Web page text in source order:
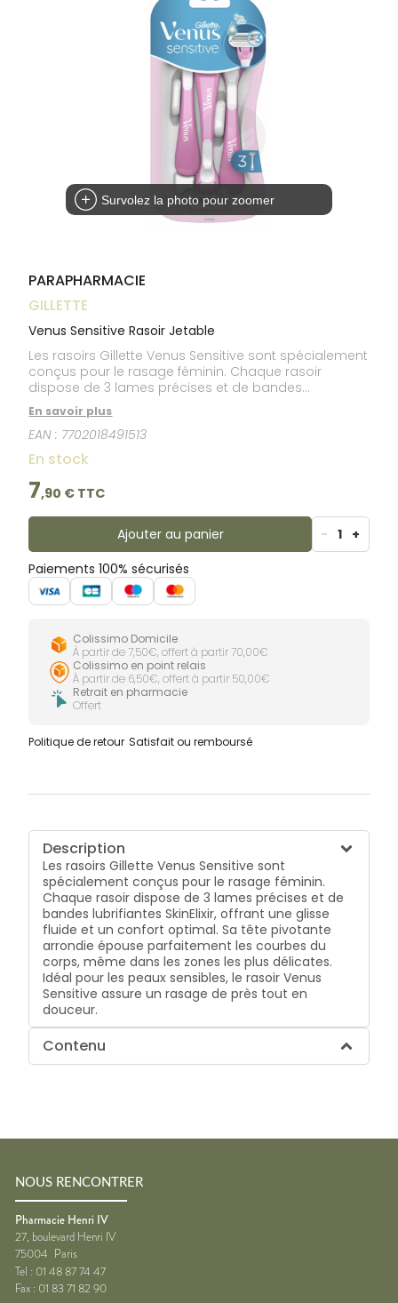
INFORMATIONS
PHARMACIES
Survolez la photo pour zoomer
PARAPHARMACIE
GILLETTE
Venus Sensitive Rasoir Jetable
Les rasoirs Gillette Venus Sensitive sont spécialement
conçus pour le rasage féminin. Chaque rasoir
dispose de 3 lames précises et de bandes
lubrifiantes SkinElixir, offrant une glisse fluide et un
confort optimal. Sa tête pivotante arrondie épouse
parfaitement les courbes du corps, même dans les
zones les plus délicates. Idéal pour les peaux
sensibles, le rasoir Venus Sensitive assure un rasage
de près tout en douceur.
En savoir plus
EAN : 7702018491513
En stock
7,90 € TTC
Ajouter au panier - 1 +
Paiements 100% sécurisés
Colissimo Domicile
À partir de 7,50€, offert à partir 70,00€
Colissimo en point relais
À partir de 6,50€, offert à partir 50,00€
Retrait en pharmacie
Offert
Politique de retour Satisfait ou remboursé
Description
Les rasoirs Gillette Venus Sensitive sont
spécialement conçus pour le rasage féminin.
Chaque rasoir dispose de 3 lames précises et de
bandes lubrifiantes SkinElixir, offrant une glisse
fluide et un confort optimal. Sa tête pivotante
arrondie épouse parfaitement les courbes du
corps, même dans les zones les plus délicates.
Idéal pour les peaux sensibles, le rasoir Venus
Sensitive assure un rasage de près tout en
douceur.
Contenu
NOUS RENCONTRER
Pharmacie Henri IV
27, boulevard Henri IV
75004 Paris
Tel : 01 48 87 74 47
Fax : 01 83 71 82 90